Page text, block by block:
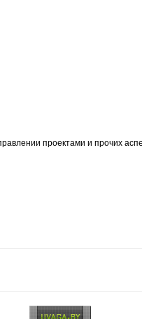
проектами и прочих